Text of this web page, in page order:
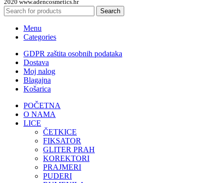
2020 www.adencosmetics.hr
Search
Menu
Categories
GDPR zaštita osobnih podataka
Dostava
Moj nalog
Blagajna
Košarica
POČETNA
O NAMA
LICE
ČETKICE
FIKSATOR
GLITER PRAH
KOREKTORI
PRAJMERI
PUDERI